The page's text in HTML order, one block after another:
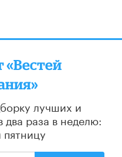
«Вестей
лучших и
два раза в неделю:
пятницу